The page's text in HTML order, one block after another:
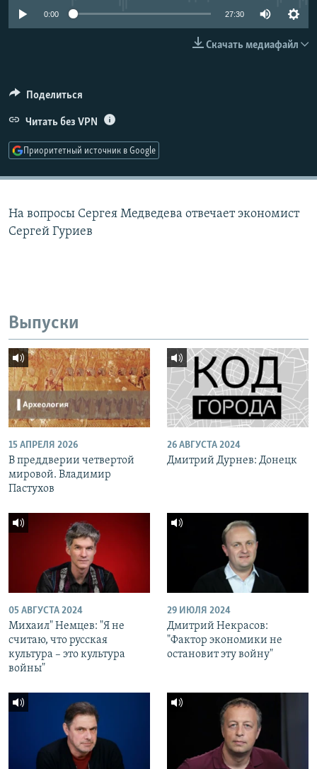
РАСПИСАНИЕ ВЕЩАНИЯ
0:00 27:30
Скачать медиафайл
Поделиться
Читать без VPN
Приоритетный источник в Google
На вопросы Сергея Медведева отвечает экономист
Сергей Гуриев
Выпуски
15 АПРЕЛЯ 2026
В преддверии четвертой
мировой. Владимир
Пастухов
26 АВГУСТА 2024
Дмитрий Дурнев: Донецк
05 АВГУСТА 2024
Михаил" Немцев: "Я не
считаю, что русская
культура – это культура
войны"
29 ИЮЛЯ 2024
Дмитрий Некрасов:
"Фактор экономики не
остановит эту войну"